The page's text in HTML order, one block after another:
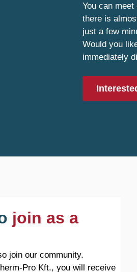
You can
there is
just a few
Would you
immediately
join as a
join our community.
Pro Kft., you will receive